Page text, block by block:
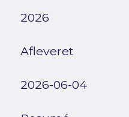
2026
Afleveret
2026-06-04